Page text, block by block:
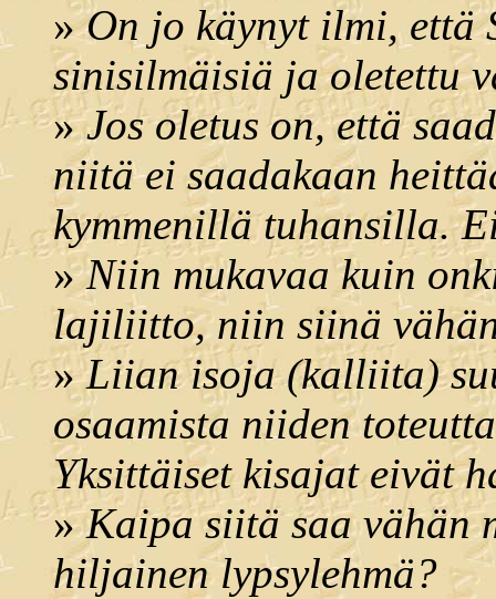
»On jo käynyt ilmi, että
sinisilmäisiä ja oletettu
»Jos oletus on, että
niitä ei saadakaan
kymmenillä tuhansilla.
»Niin mukavaa kuin
lajiliitto, niin siinä
»Liian isoja (kalliita)
osaamista niiden
Yksittäiset kisajat eivät
»Kaipa siitä saa vähän
hiljainen lypsylehmä?